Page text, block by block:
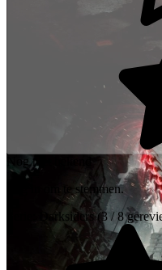
Nog niet bekend
Log in om te stemmen.
Darksiders(3 / 8